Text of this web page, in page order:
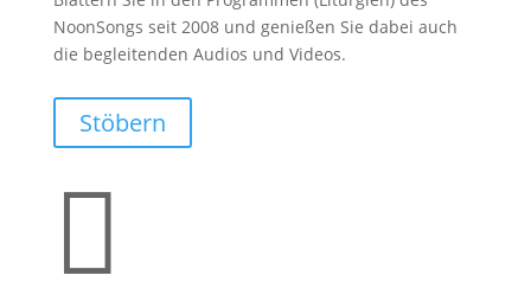
NoonSongs seit 2008 und genießen Sie dabei auch
die begleitenden Audios und Videos.
Stöbern
